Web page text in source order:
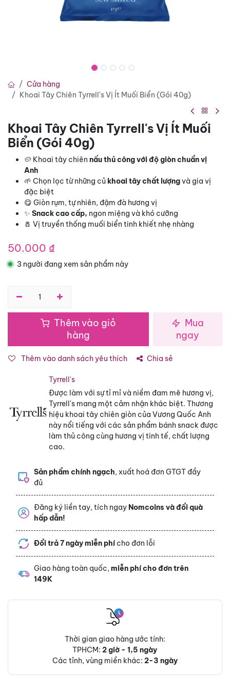
Cửa hàng
Khoai Tây Chiên Tyrrell's Vị Ít Muối Biển (Gói 40g)
Khoai Tây Chiên Tyrrell's Vị Ít Muối
Biển (Gói 40g)
🥔 Khoai tây chiên nấu thủ công với độ giòn chuẩn vị
Anh
🌱 Chọn lọc từ những củ khoai tây chất lượngvà gia vị
đặc biệt
😋 Giòn rụm, tự nhiên, đậm đà hương vị
✨ Snack cao cấp, ngon miệng và khó cưỡng
🧂 Vị truyền thống muối biển tinh khiết nhẹ nhàng
50.000 ₫
3 người đang xem sản phẩm này
Thêm vào giỏ
hàng
Mua
ngay
Thêm vào danh sách yêu thích Chia sẻ
Tyrrell's
Được làm với sự tỉ mỉ và niềm đam mê hương vị,
Tyrrell's mang một cảm nhận khác biệt. Thương
hiệu khoai tây chiên giòn của Vương Quốc Anh
này nổi tiếng với các sản phẩm bánh snack được
làm thủ công cùng hương vị tinh tế, chất lượng
cao.
Sản phẩm chính ngạch, xuất hoá đơn GTGT đầy
đủ
Đăng ký liền tay, tích ngay Nomcoins và đổi quà
hấp dẫn!
Đổi trả 7 ngày miễn phícho đơn lỗi
Giao hàng toàn quốc,miễn phí cho đơn trên
149K
Thời gian giao hàng ước tính:
TPHCM:2 giờ - 1,5 ngày
Các tỉnh, vùng miền khác: 2-3 ngày